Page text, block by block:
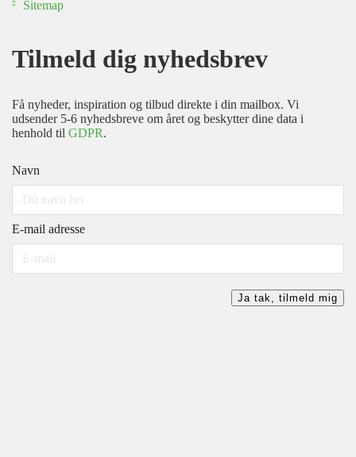
Sitemap
Tilmeld dig nyhedsbrev
Få nyheder, inspiration og tilbud direkte i din mailbox. Vi
udsender 5-6 nyhedsbreve om året og beskytter dine data i
henhold til GDPR.
Navn
E-mail adresse
Ja tak, tilmeld mig